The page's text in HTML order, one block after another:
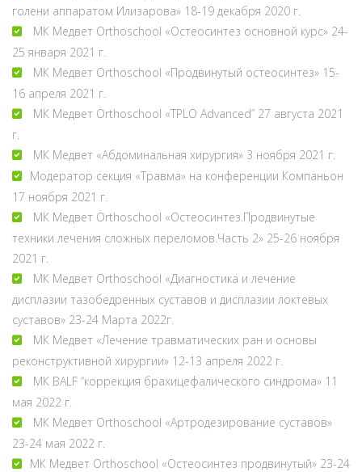
голени аппаратом Илизарова» 18-19 декабря 2020 г.
МК Медвет Orthoschool «Остеосинтез основной курс» 24-
25 января 2021 г.
МК Медвет Orthoschool «Продвинутый остеосинтез» 15-
16 апреля 2021 г.
МК Медвет Orthoschool «TPLO Advanced” 27 августа 2021
г.
МК Медвет «Абдоминальная хирургия» 3 ноября 2021 г.
Модератор секция «Травма» на конференции Компаньон
17 ноября 2021 г.
МК Медвет Orthoschool «Остеосинтез.Продвинутые
техники лечения сложных переломов.Часть 2» 25-26 ноября
2021 г.
МК Медвет Orthoschool «Диагностика и лечение
дисплазии тазобедренных суставов и дисплазии локтевых
суставов» 23-24 Марта 2022г.
МК Медвет «Лечение травматических ран и основы
реконструктивной хирургии» 12-13 апреля 2022 г.
МК BALF “коррекция брахицефалического синдрома» 11
мая 2022 г.
МК Медвет Orthoschool «Артродезирование суставов»
23-24 мая 2022 г.
МК Медвет Orthoschool «Остеосинтез продвинутый» 23-24